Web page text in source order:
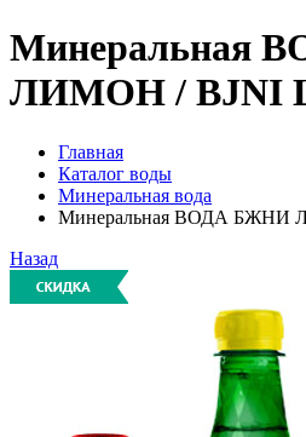
Минеральная
ЛИМОН / BJNI
Главная
Каталог воды
Минеральная вода
Минеральная ВОДА БЖНИ
Назад